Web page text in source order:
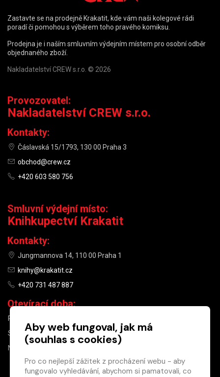
Zastavte se na prodejně Krakatit, kde vám naši kolegové rádi
poradí či pomohou s výběrem toho pravého komiksu.
Prodejna je i naším smluvním výdejním místem pro osobní odběr
objednaného zboží.
Nakladatelství CREW s.r.o. © 2026
Provozovatel:
Nakladatelství CREW s.r.o.
Kontakty:
Čáslavská 15/1793, 130 00 Praha 3
obchod@crew.cz
+420 603 580 756
Smluvní výdejní místo:
Knihkupectví Krakatit
Kontakty:
Jungmannova 14, 110 00 Praha 1
knihy@krakatit.cz
+420 731 487 887
Otevírací doba:
PO–PÁ
SO
10:00–13:00
NE
Aby web fungoval, jak má
(souhlas s cookies)
Pro co nejlepší zážitek z procházení webu - aby
fungovalo vyhledávání, abychom si pamatovali, co